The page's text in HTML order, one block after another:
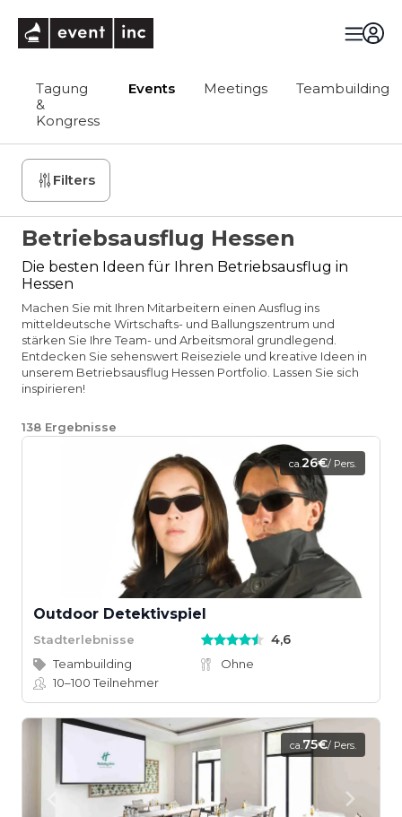
Tagung
&
Kongress
Events Meetings Teambuilding
Filters
Betriebsausflug Hessen
Die besten Ideen für Ihren Betriebsausflug in
Hessen
Machen Sie mit Ihren Mitarbeitern einen Ausflug ins
mitteldeutsche Wirtschafts- und Ballungszentrum und
stärken Sie Ihre Team- und Arbeitsmoral grundlegend.
Entdecken Sie sehenswert Reiseziele und kreative Ideen in
unserem Betriebsausflug Hessen Portfolio. Lassen Sie sich
inspirieren!
138 Ergebnisse
ca.26€/ Pers.
Outdoor Detektivspiel
Stadterlebnisse 4,6
Teambuilding
Ohne
10–100Teilnehmer
ca.75€/ Pers.